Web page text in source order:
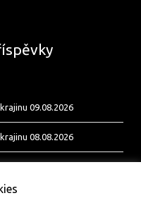
09.08.2026
08.08.2026